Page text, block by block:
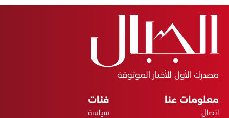
مصدرك الأول للأخبار الموثوقة
معلومات عنا
اتصال
فئات
سياسة